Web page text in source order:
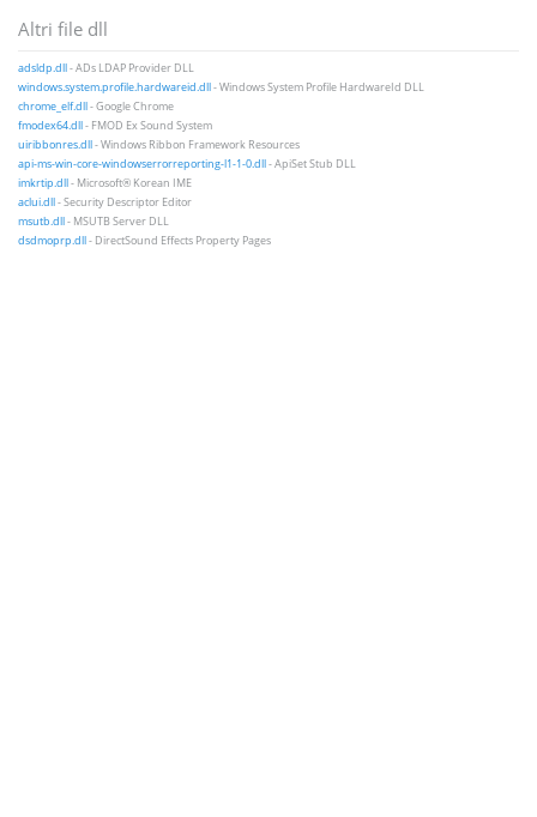
Altri file dll
adsldp.dll- ADs LDAP Provider DLL
windows.system.profile.hardwareid.dll- Windows System Profile HardwareId DLL
chrome_elf.dll- Google Chrome
fmodex64.dll- FMOD Ex Sound System
uiribbonres.dll- Windows Ribbon Framework Resources
api-ms-win-core-windowserrorreporting-l1-1-0.dll- ApiSet Stub DLL
imkrtip.dll- Microsoft® Korean IME
aclui.dll- Security Descriptor Editor
msutb.dll- MSUTB Server DLL
dsdmoprp.dll- DirectSound Effects Property Pages